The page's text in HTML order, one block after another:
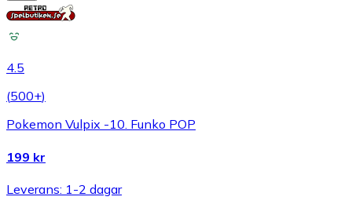
4.5
(500+)
Pokemon Vulpix -10. Funko POP
199 kr
Leverans: 1-2 dagar